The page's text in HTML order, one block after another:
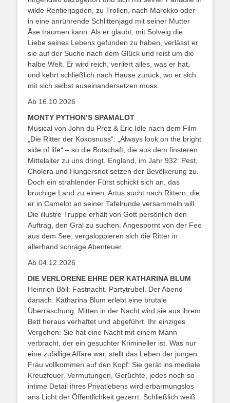
wilde Rentierjagden, zu Trollen, nach Marokko oder
in eine anrührende Schlittenjagd mit seiner Mutter
Åse träumen kann. Als er glaubt, mit Solveig die
Liebe seines Lebens gefunden zu haben, verlässt er
sie auf der Suche nach dem Glück und reist um die
halbe Welt. Er wird reich, verliert alles, was er hat,
und kehrt schließlich nach Hause zurück, wo er sich
mit sich selbst auseinandersetzen muss.
Ab 16.10.2026
MONTY PYTHON’S SPAMALOT
Musical von John du Prez & Eric Idle nach dem Film
„Die Ritter der Kokosnuss“: „Always look on the bright
side of life“ – so die Botschaft, die aus dem finsteren
Mittelalter zu uns dringt. England, im Jahr 932: Pest,
Cholera und Hungersnot setzen der Bevölkerung zu.
Doch ein strahlender Fürst schickt sich an, das
brüchige Land zu einen. Artus sucht nach Rittern, die
er in Camelot an seiner Tafelrunde versammeln will.
Die illustre Truppe erhält von Gott persönlich den
Auftrag, den Gral zu suchen. Angespornt von der Fee
aus dem See, vergaloppieren sich die Ritter in
allerhand schräge Abenteuer.
Ab 04.12.2026
DIE VERLORENE EHRE DER KATHARINA BLUM
Heinrich Böll: Fastnacht. Partytrubel. Der Abend
danach. Katharina Blum erlebt eine brutale
Überraschung. Mitten in der Nacht wird sie aus ihrem
Bett heraus verhaftet und abgeführt. Ihr einziges
Vergehen: Sie hat eine Nacht mit einem Mann
verbracht, der ein gesuchter Krimineller ist. Was nur
eine zufällige Affäre war, stellt das Leben der jungen
Frau vollkommen auf den Kopf: Sie gerät ins mediale
Kreuzfeuer. Vermutungen, Gerüchte, jedes noch so
intime Detail ihres Privatlebens wird erbarmungslos
ans Licht der Öffentlichkeit gezerrt. Schließlich weiß